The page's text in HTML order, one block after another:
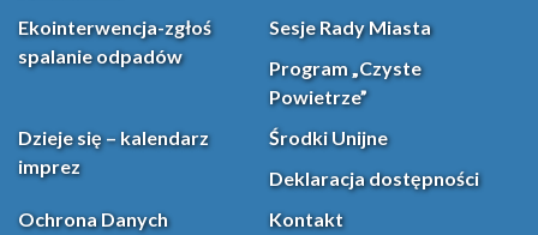
Ekointerwencja-zgłoś
spalanie odpadów
Sesje Rady Miasta
Program „Czyste
Powietrze”
Dzieje się – kalendarz
imprez
Środki Unijne
Deklaracja dostępności
Ochrona Danych
Kontakt